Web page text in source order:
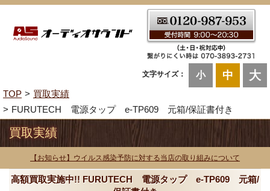
文字サイズ： 小 中 大
TOP
買取実績
FURUTECH 電源タップ e-TP609 元箱/保証書付き
買取実績
【お知らせ】ウイルス感染予防に対する当店の取り組みについて
高額買取実施中!! FURUTECH 電源タップ e-TP609 元箱/